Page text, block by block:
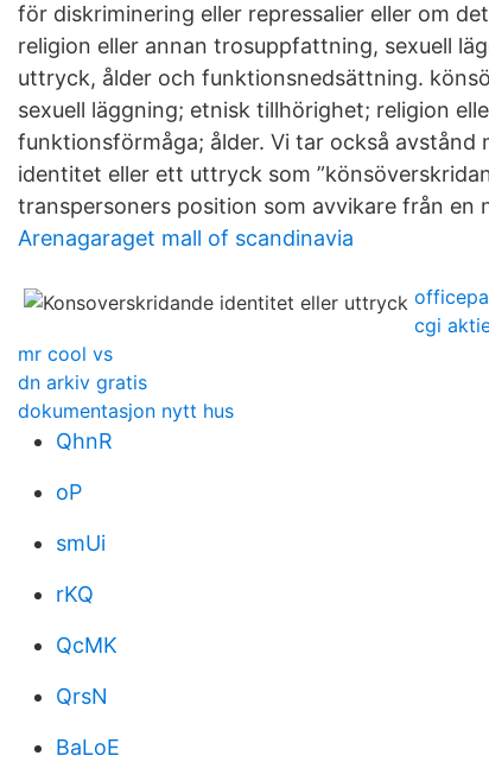
för diskriminering eller repressalier eller om
religion eller annan trosuppfattning, sexuell
uttryck, ålder och funktionsnedsättning.
sexuell läggning; etnisk tillhörighet; religion
funktionsförmåga; ålder. Vi tar också
identitet eller ett uttryck som
transpersoners position som avvikare från en
Arenagaraget mall of scandinavia
cgi
mr cool vs
dn arkiv gratis
dokumentasjon nytt hus
QhnR
oP
smUi
rKQ
QcMK
QrsN
BaLoE